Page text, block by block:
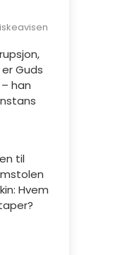
Guds
han
til
Hvem